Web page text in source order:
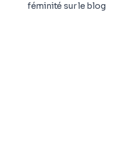
féminité sur le blog